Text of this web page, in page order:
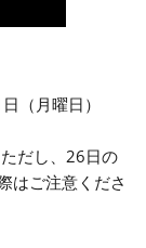
日（月曜日）
だし、26日の
はご注意くださ